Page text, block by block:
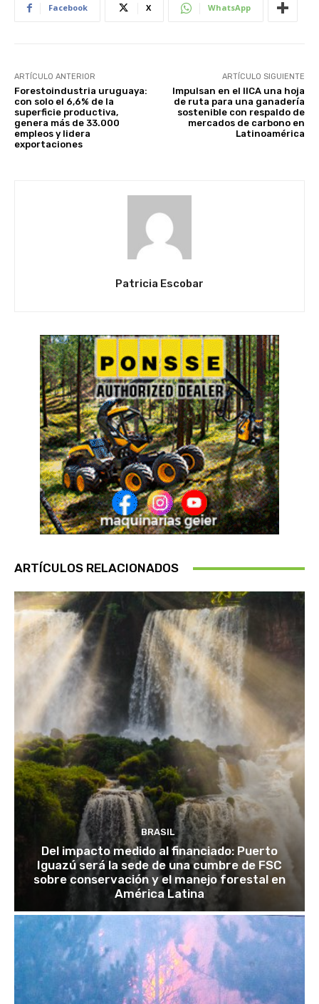
Facebook X WhatsApp
ARTÍCULO ANTERIOR
Forestoindustria uruguaya:
con solo el 6,6% de la
superficie productiva,
genera más de 33.000
empleos y lidera
exportaciones
ARTÍCULO SIGUIENTE
Impulsan en el IICA una hoja
de ruta para una ganadería
sostenible con respaldo de
mercados de carbono en
Latinoamérica
Patricia Escobar
ARTÍCULOS RELACIONADOS
BRASIL
Del impacto medido al financiado: Puerto
Iguazú será la sede de una cumbre de FSC
sobre conservación y el manejo forestal en
América Latina